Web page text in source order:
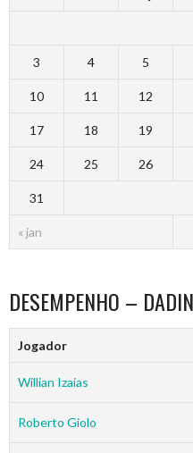
« jan
3 4 5
10 11 12
17 18 19
24 25 26
31
DESEMPENHO –
Jogador
Willian Izaias
Roberto Giolo